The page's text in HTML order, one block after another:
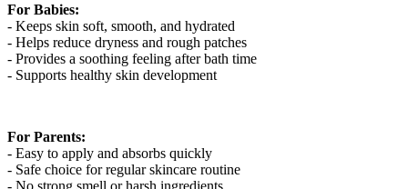
For Babies:
- Keeps skin soft, smooth, and hydrated
- Helps reduce dryness and rough patches
- Provides a soothing feeling after bath time
- Supports healthy skin development
For Parents:
- Easy to apply and absorbs quickly
- Safe choice for regular skincare routine
- No strong smell or harsh ingredients